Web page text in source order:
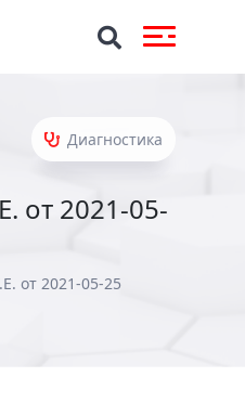
Диагностика
от 2021-05-
от 2021-05-25